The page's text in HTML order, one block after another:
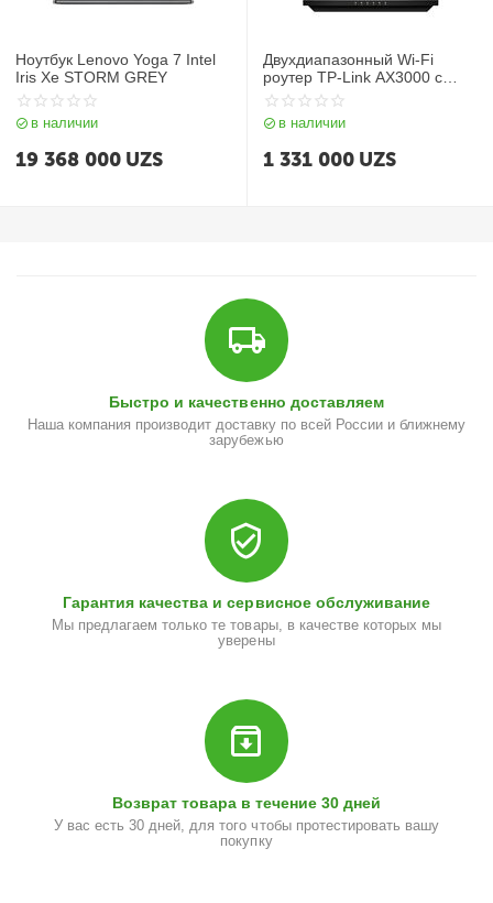
Ноутбук Lenovo Yoga 7 Intel
Iris Xe STORM GREY
в наличии
19 368 000 UZS
Двухдиапазонный Wi-Fi
роутер TP-Link AX3000 с
портом WAN/LAN 2,5 Гбит/с и
поддержкой Mesh Archer
AX55 Pro
в наличии
1 331 000 UZS
Быстро и качественно доставляем
Наша компания производит доставку по всей России и ближнему
зарубежью
Гарантия качества и сервисное обслуживание
Мы предлагаем только те товары, в качестве которых мы
уверены
Возврат товара в течение 30 дней
У вас есть 30 дней, для того чтобы протестировать вашу
покупку